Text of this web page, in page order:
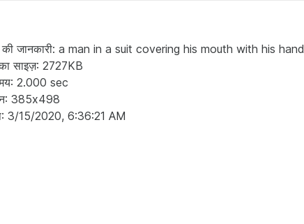
की जानकारी: a man in a suit covering his mouth with his hand
साइज़: 2727KB
2.000 sec
385x498
3/15/2020, 6:36:21 AM